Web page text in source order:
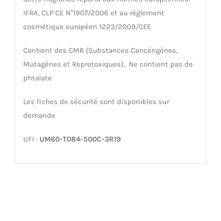
IFRA, CLP CE N°1907/2006 et au règlement
cosmétique européen 1223/2009/CEE
Contient des CMR (Substances Cancérigènes,
Mutagènes et Reprotoxiques), Ne contient pas de
phtalate
Les fiches de sécurité sont disponibles sur
demande
UFI : UM60-T084-500C-3R19